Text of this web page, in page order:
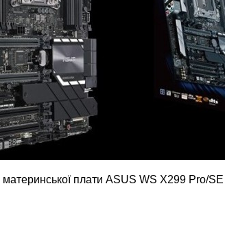
плати ASUS WS X299 Pro/SE